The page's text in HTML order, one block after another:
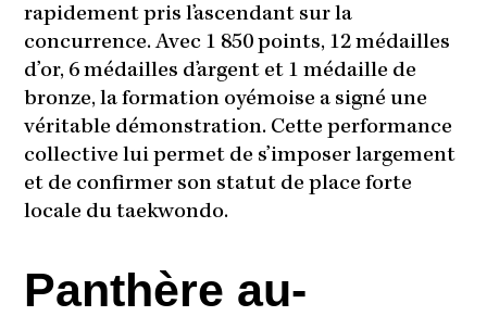
rapidement pris l’ascendant sur la
concurrence. Avec 1 850 points, 12 médailles
d’or, 6 médailles d’argent et 1 médaille de
bronze, la formation oyémoise a signé une
véritable démonstration. Cette performance
collective lui permet de s’imposer largement
et de confirmer son statut de place forte
locale du taekwondo.
Panthère au-